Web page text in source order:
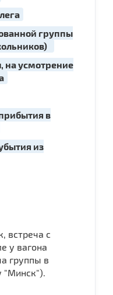
группы
на усмотрение
в
из
встреча с
у вагона
группы в
"Минск").